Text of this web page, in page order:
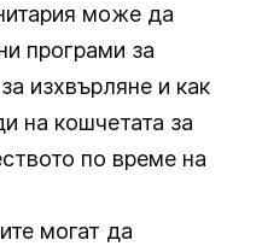
може да
програми за
изхвърляне и как
на кошчетата за
по време на
могат да